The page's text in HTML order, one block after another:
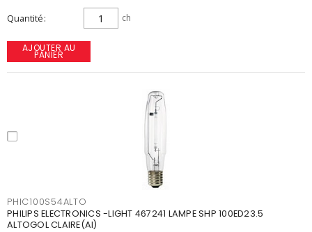
Quantité ch
AJOUTER AU
PANIER
PHIC100S54ALTO
PHILIPS ELECTRONICS -LIGHT 467241 LAMPE SHP 100ED23.5
ALTOGOL CLAIRE(AI)